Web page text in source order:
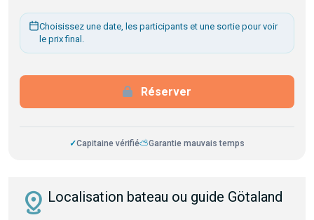
Choisissez une date, les participants et une sortie pour voir
le prix final.
Réserver
✓Capitaine vérifié⛅Garantie mauvais temps
distance Localisation bateau ou guide Götaland